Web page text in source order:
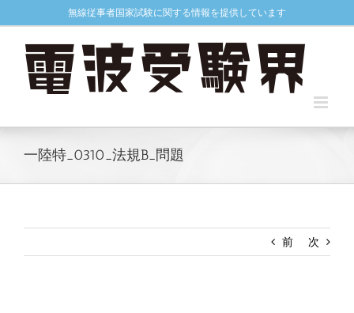
to
無線従事者国家試験に関する情報を提供しています
一陸特_0310_法規B_問題
前 次